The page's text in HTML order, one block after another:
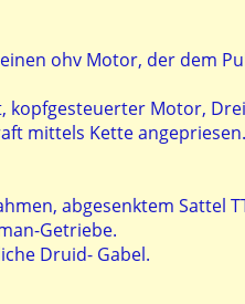
ohv Motor, der dem
kopfgesteuerter Motor,
mittels Kette angepriesen.
abgesenktem Sattel
Getriebe.
Druid- Gabel.